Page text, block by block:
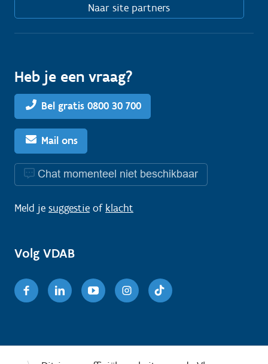
Naar site partners
Heb je een vraag?
Bel gratis 0800 30 700
Mail ons
Chat momenteel niet beschikbaar
Meld je suggestie of klacht
Volg VDAB
FacebookLinkedinYoutubeInstagram